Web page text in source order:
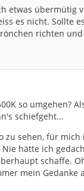
etwas übermütig
es nicht. Sollte
richten
so umgehen?
schiefgeht...
zu sehen, für
Nie hätte ich
schaffe.
mein Gedanke